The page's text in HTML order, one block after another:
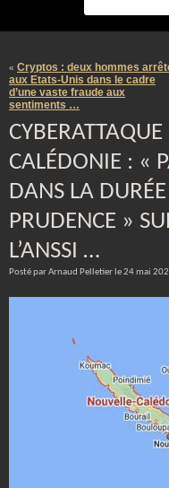
« Cryptos : deux hommes
aux Etats-Unis dans le cadre
d’une vaste fraude aux
sentiments …
CALÉDONIE : «
DANS LA
PRUDENCE »
L’ANSSI …
Posté par Arnaud Pelletier le 24 mai